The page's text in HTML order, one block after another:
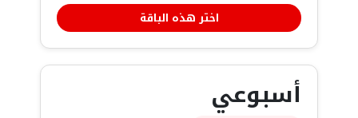
اختر هذه الباقة
أسبوعي